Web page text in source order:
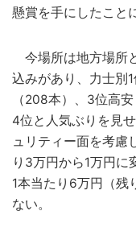
懸賞を手にしたこと
今場所は地方場所
込みがあり、力士別
（208本）、3位高
4位と人気ぶりを見
ュリティー面を考慮
り3万円から1万円に
1本当たり6万円（残
ない。